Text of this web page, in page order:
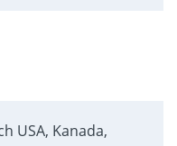
USA, Kanada,